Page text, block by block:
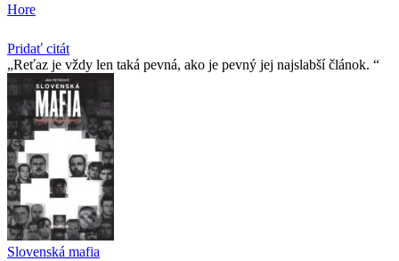
Hore
Pridať citát
Reťaz je vždy len taká pevná, ako je pevný jej najslabší­ článok.
Slovenská mafia